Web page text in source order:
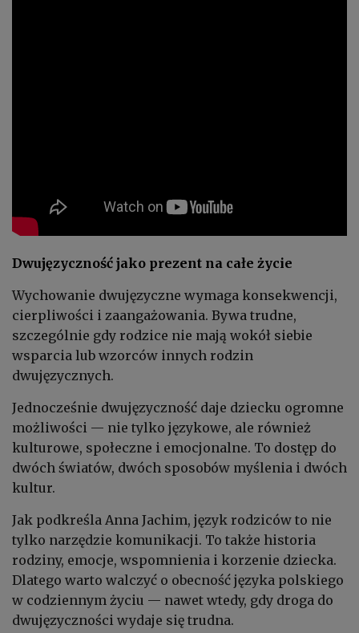
Dwujęzyczność jako prezent na całe życie
Wychowanie dwujęzyczne wymaga konsekwencji,
cierpliwości i zaangażowania. Bywa trudne,
szczególnie gdy rodzice nie mają wokół siebie
wsparcia lub wzorców innych rodzin
dwujęzycznych.
Jednocześnie dwujęzyczność daje dziecku ogromne
możliwości — nie tylko językowe, ale również
kulturowe, społeczne i emocjonalne. To dostęp do
dwóch światów, dwóch sposobów myślenia i dwóch
kultur.
Jak podkreśla Anna Jachim, język rodziców to nie
tylko narzędzie komunikacji. To także historia
rodziny, emocje, wspomnienia i korzenie dziecka.
Dlatego warto walczyć o obecność języka polskiego
w codziennym życiu — nawet wtedy, gdy droga do
dwujęzyczności wydaje się trudna.